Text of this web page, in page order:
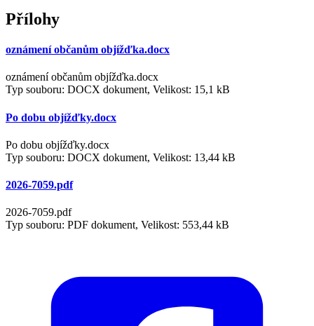
Přílohy
oznámení občanům objížďka.docx
oznámení občanům objížďka.docx
Typ souboru: DOCX dokument, Velikost: 15,1 kB
Po dobu objížďky.docx
Po dobu objížďky.docx
Typ souboru: DOCX dokument, Velikost: 13,44 kB
2026-7059.pdf
2026-7059.pdf
Typ souboru: PDF dokument, Velikost: 553,44 kB